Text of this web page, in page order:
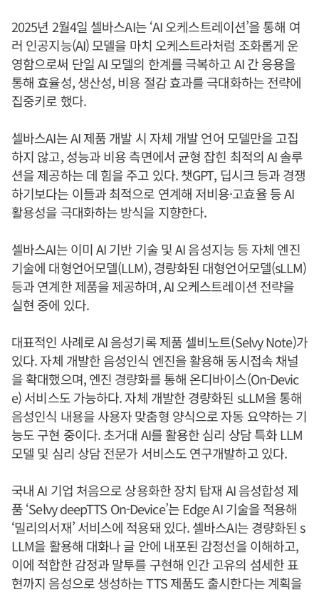
2025년 2월4일 셀바스AI는 ‘AI 오케스트레이션’을 통해 여
러 인공지능(AI) 모델을 마치 오케스트라처럼 조화롭게 운
영함으로써 단일 AI 모델의 한계를 극복하고 AI 간 응용을
통해 효율성, 생산성, 비용 절감 효과를 극대화하는 전략에
집중키로 했다.
셀바스AI는 AI 제품 개발 시 자체 개발 언어 모델만을 고집
하지 않고, 성능과 비용 측면에서 균형 잡힌 최적의 AI 솔루
션을 제공하는 데 힘을 주고 있다. 챗GPT, 딥시크 등과 경쟁
하기보다는 이들과 최적으로 연계해 저비용·고효율 등 AI
활용성을 극대화하는 방식을 지향한다.
셀바스AI는 이미 AI 기반 기술 및 AI 음성지능 등 자체 엔진
기술에 대형언어모델(LLM), 경량화된 대형언어모델(sLLM)
등과 연계한 제품을 제공하며, AI 오케스트레이션 전략을
실현 중에 있다.
대표적인 사례로 AI 음성기록 제품 셀비노트(Selvy Note)가
있다. 자체 개발한 음성인식 엔진을 활용해 동시접속 채널
을 확대했으며, 엔진 경량화를 통해 온디바이스(On-Devic
e) 서비스도 가능하다. 자체 개발한 경량화된 sLLM을 통해
음성인식 내용을 사용자 맞춤형 양식으로 자동 요약하는 기
능도 구현 중이다. 초거대 AI를 활용한 심리 상담 특화 LLM
모델 및 심리 상담 전문가 서비스도 연구개발하고 있다.
국내 AI 기업 처음으로 상용화한 장치 탑재 AI 음성합성 제
품 ‘Selvy deepTTS On-Device’는 Edge AI 기술을 적용해
‘밀리의서재’ 서비스에 적용돼 있다. 셀바스AI는 경량화된 s
LLM을 활용해 대화나 글 안에 내포된 감정선을 이해하고,
이에 적합한 감정과 말투를 구현해 인간 고유의 섬세한 표
현까지 음성으로 생성하는 TTS 제품도 출시한다는 계획을